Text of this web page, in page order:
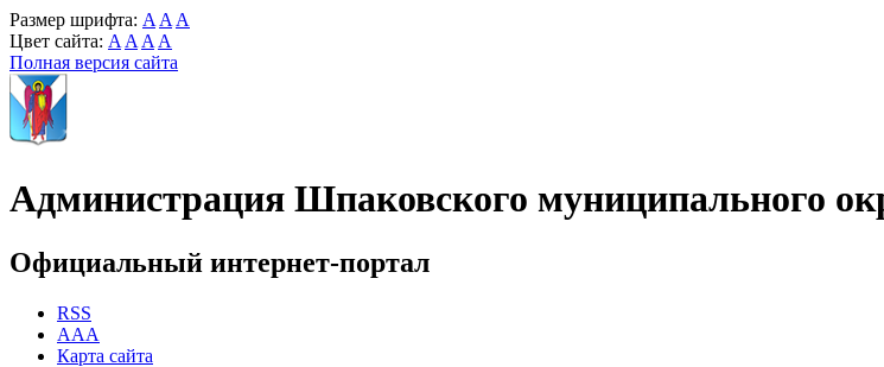
Размер шрифта: A A A
Цвет сайта: A A A A
Полная версия сайта
Администрация Шпаковского муниципального
Официальный интернет-портал
RSS
AAA
Карта сайта